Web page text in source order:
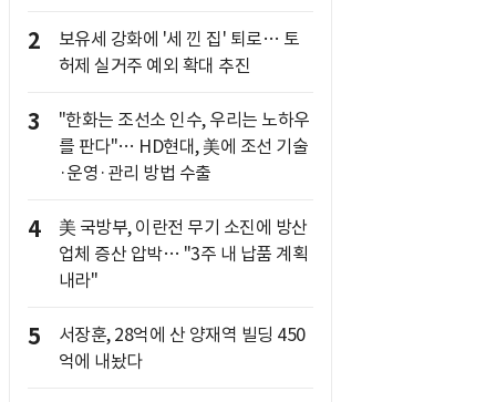
2
보유세 강화에 '세 낀 집' 퇴로… 토
허제 실거주 예외 확대 추진
3
"한화는 조선소 인수, 우리는 노하우
를 판다"… HD현대, 美에 조선 기술
·운영·관리 방법 수출
4
美 국방부, 이란전 무기 소진에 방산
업체 증산 압박… "3주 내 납품 계획
내라"
5
서장훈, 28억에 산 양재역 빌딩 450
억에 내놨다